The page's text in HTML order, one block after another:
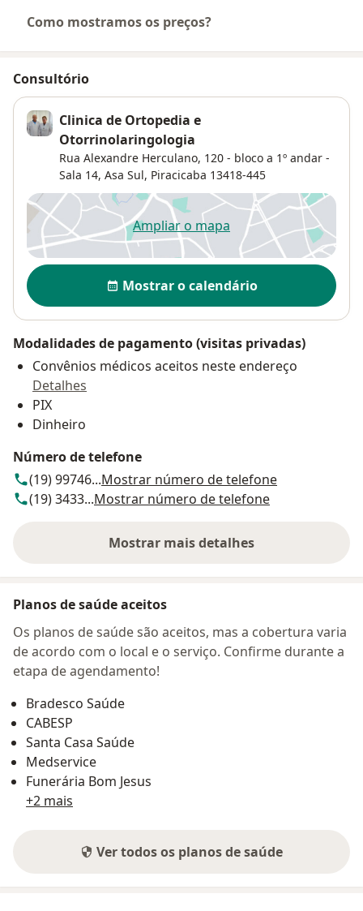
Como mostramos os preços?
Consultório
Clinica de Ortopedia e
Otorrinolaringologia
Rua Alexandre Herculano, 120 - bloco a 1º andar -
Sala 14, Asa Sul, Piracicaba 13418-445
Ampliar o mapaabre num novo separador
Disponibilidade
Mostrar o calendário
Modalidades de pagamento (visitas privadas)
Convênios médicos aceitos neste endereço
Detalhes
PIX
Dinheiro
Número de telefone
(19) 99746...Mostrar número de telefone
(19) 3433...Mostrar número de telefone
Mostrar mais detalhes
sobre o endereço
Planos de saúde aceitos
Os planos de saúde são aceitos, mas a cobertura varia
de acordo com o local e o serviço. Confirme durante a
etapa de agendamento!
Bradesco Saúde
CABESP
Santa Casa Saúde
Medservice
Funerária Bom Jesus
+2 mais
Ver todos os planos de saúde